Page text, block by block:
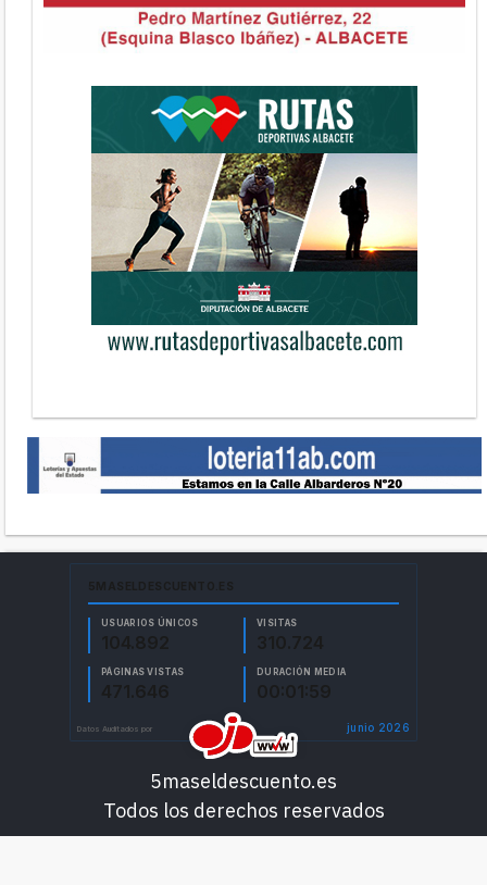
5maseldescuento.es
Todos los derechos reservados